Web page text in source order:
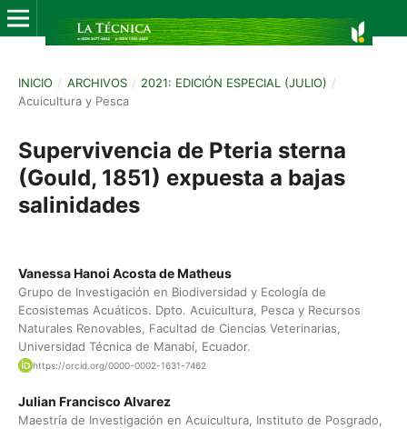
INICIO / ARCHIVOS / 2021: EDICIÓN ESPECIAL (JULIO) /
Acuicultura y Pesca
Supervivencia de Pteria sterna
(Gould, 1851) expuesta a bajas
salinidades
Vanessa Hanoi Acosta de Matheus
Grupo de Investigación en Biodiversidad y Ecología de
Ecosistemas Acuáticos. Dpto. Acuicultura, Pesca y Recursos
Naturales Renovables, Facultad de Ciencias Veterinarias,
Universidad Técnica de Manabí, Ecuador.
https://orcid.org/0000-0002-1631-7462
Julian Francisco Alvarez
Maestría de Investigación en Acuicultura, Instituto de Posgrado,